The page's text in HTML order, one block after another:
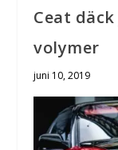
Ceat
volymer
juni 10, 2019